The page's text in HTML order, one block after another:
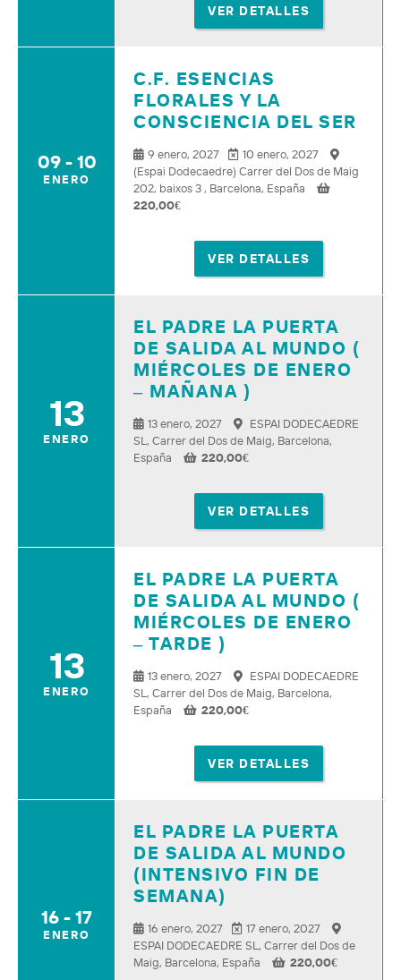
VER DETALLES
09 - 10
ENERO
C.F. ESENCIAS
FLORALES Y LA
CONSCIENCIA DEL SER
9 enero, 2027
10 enero, 2027
(Espai Dodecaedre) Carrer del Dos de Maig
202, baixos 3 , Barcelona, España
220,00€
VER DETALLES
13
ENERO
EL PADRE LA PUERTA
DE SALIDA AL MUNDO (
MIÉRCOLES DE ENERO
– MAÑANA )
13 enero, 2027
ESPAI DODECAEDRE
SL, Carrer del Dos de Maig, Barcelona,
España
220,00€
VER DETALLES
13
ENERO
EL PADRE LA PUERTA
DE SALIDA AL MUNDO (
MIÉRCOLES DE ENERO
– TARDE )
13 enero, 2027
ESPAI DODECAEDRE
SL, Carrer del Dos de Maig, Barcelona,
España
220,00€
VER DETALLES
16 - 17
ENERO
EL PADRE LA PUERTA
DE SALIDA AL MUNDO
(INTENSIVO FIN DE
SEMANA)
16 enero, 2027
17 enero, 2027
ESPAI DODECAEDRE SL, Carrer del Dos de
Maig, Barcelona, España
220,00€